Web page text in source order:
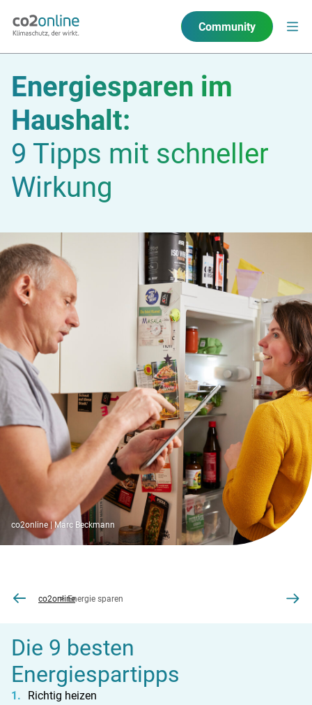
Community
Energiesparen im
Haushalt:
9 Tipps mit schneller
Wirkung
co2online | Marc Beckmann
co2onlineEnergie sparen
Die 9 besten
Energiespartipps
Richtig heizen